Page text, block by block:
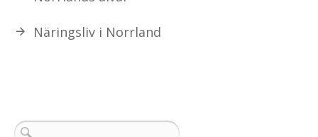
Näringsliv i Norrland